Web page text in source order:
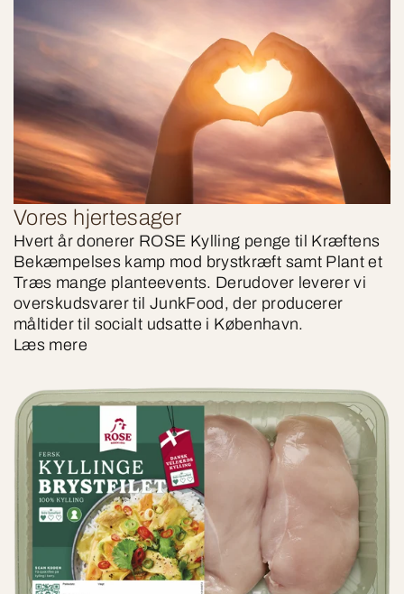
Vores hjertesager
Hvert år donerer ROSE Kylling penge til Kræftens
Bekæmpelses kamp mod brystkræft samt Plant et
Træs mange planteevents. Derudover leverer vi
overskudsvarer til JunkFood, der producerer
måltider til socialt udsatte i København.
Læs mere